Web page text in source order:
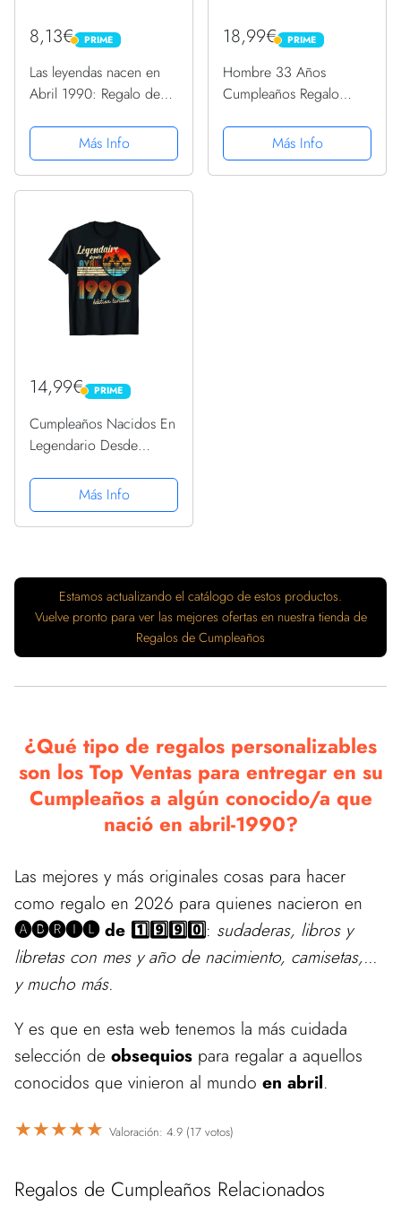
8,13€ PRIME
PRIME
Las leyendas nacen en
Abril 1990: Regalo de
para hombre y mujer de
31 años I Cita positiva ,
humor I Cuaderno ,
Más Info
18,99€ PRIME
PRIME
Hombre 33 Años
Cumpleaños Regalo
33 Años Camiseta
Más Info
14,99€ PRIME
PRIME
Cumpleaños Nacidos En
Legendario Desde
CamisetaMás Info
Estamos actualizando el catálogo de estos productos.
Vuelve pronto para ver las mejores ofertas en nuestra tienda de
Regalos de Cumpleaños
¿Qué tipo de regalos personalizables
son los Top Ventas para entregar en su
Cumpleaños a algún conocido/a que
nació en abril-1990?
Las mejores y más originales cosas para hacer
como regalo en 2026 para quienes nacieron en
🅐🅑🅡🅘🅛 de 1️⃣9️⃣9️⃣0️⃣: sudaderas, libros y
libretas con mes y año de nacimiento, camisetas,...
y mucho más.
Y es que en esta web tenemos la más cuidada
selección de obsequios para regalar a aquellos
conocidos que vinieron al mundo en abril.
★★★★★ Valoración: 4.9 (17 votos)
Regalos de Cumpleaños Relacionados